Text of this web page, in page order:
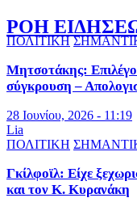
ΡΟΗ
ΠΟΛΙΤΙΚΗ
Μητσοτάκης:
σύγκρουση –
28 Ιουνίου, 2026 - 11:19
Lia
ΠΟΛΙΤΙΚΗ
Γκίλφοϊλ: Είχε
και τον Κ. Κυρανάκη